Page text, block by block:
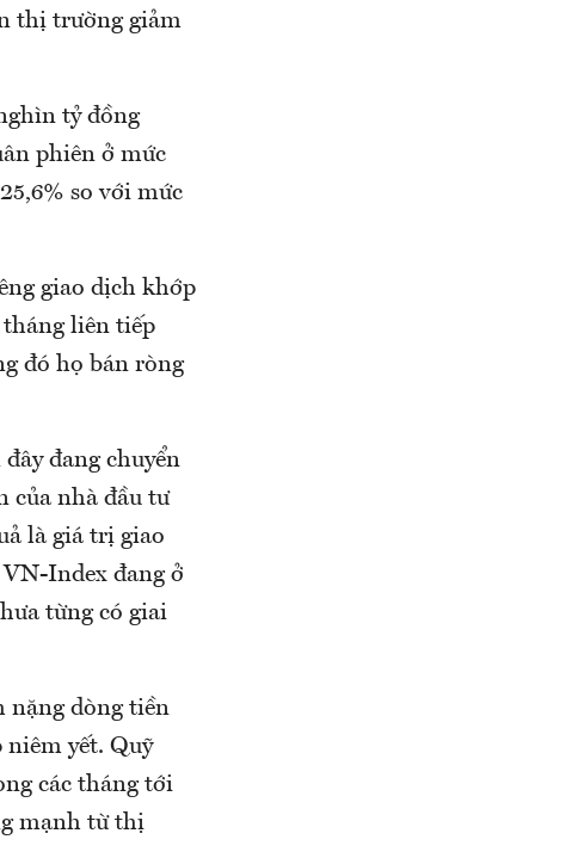
thị trường giảm
tỷ đồng
phiên ở mức
so với mức
giao dịch khớp
tháng liên tiếp
đó họ bán ròng
đang chuyển
của nhà đầu tư
là giá trị giao
Index đang ở
từng có giai
nặng dòng tiền
niêm yết. Quỹ
các tháng tới
mạnh từ thị